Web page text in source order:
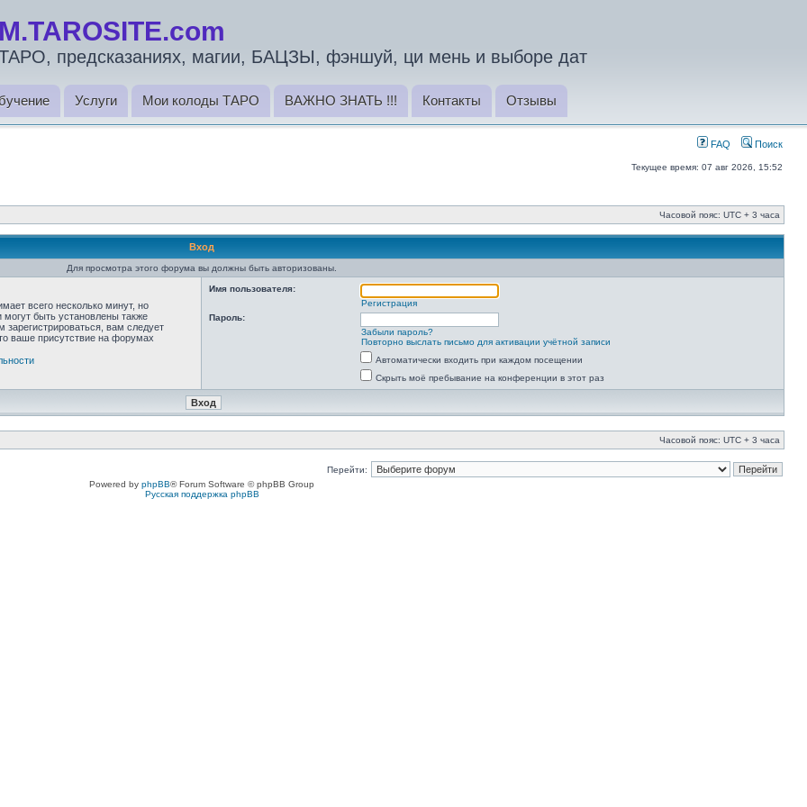
предсказаниях, магии, БАЦЗЫ, фэншуй, ци мень и выборе дат
Услуги Мои колоды ТАРО ВАЖНО ЗНАТЬ !!! Контакты Отзывы
FAQ Поиск
Текущее время: 07 авг 2026, 15:52
Часовой пояс: UTC + 3 часа
Вход
Для просмотра этого форума вы должны быть авторизованы.
всего несколько минут, но
быть установлены также
зарегистрироваться, вам следует
ваше присутствие на форумах
Имя пользователя:
Регистрация
Пароль:
Забыли пароль?
Повторно выслать письмо для активации учётной записи
Автоматически входить при каждом посещении
Скрыть моё пребывание на конференции в этот раз
Часовой пояс: UTC + 3 часа
Перейти:
Powered by phpBB® Forum Software © phpBB Group
Русская поддержка phpBB